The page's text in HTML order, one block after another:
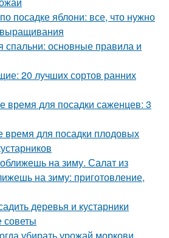
посадке яблони: все, что нужно
спальни: основные правила и
20 лучших сортов ранних
время для посадки саженцев: 3
время для посадки плодовых
на зиму. Салат из
на зиму: приготовление,
деревья и кустарники
советы
убирать урожай моркови.